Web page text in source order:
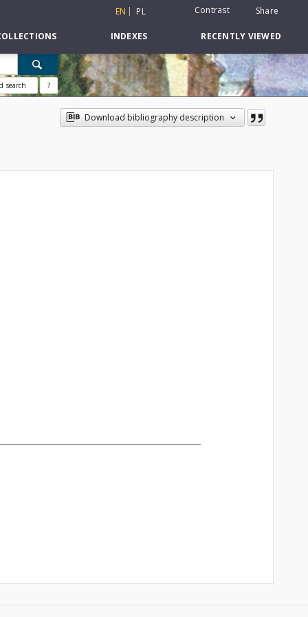
EN PL Contrast Share
INDEXES RECENTLY VIEWED
search ?
Download bibliography description